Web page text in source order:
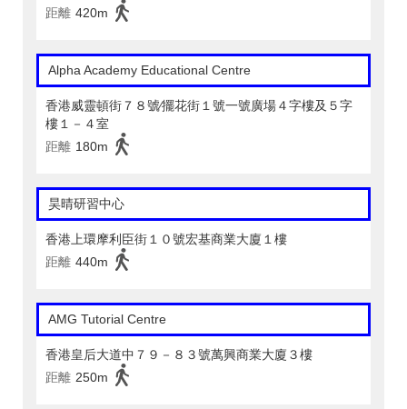
距離 420m
Alpha Academy Educational Centre
香港威靈頓街７８號∕擺花街１號一號廣場４字樓及５字
樓１－４室
距離 180m
昊晴研習中心
香港上環摩利臣街１０號宏基商業大廈１樓
距離 440m
AMG Tutorial Centre
香港皇后大道中７９－８３號萬興商業大廈３樓
距離 250m